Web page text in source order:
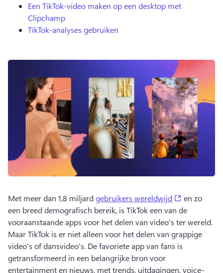
Een TikTok-video maken op een desktop met
Clipchamp
TikTok-analyses gebruiken
Met meer dan 1,8 miljard gebruikers wereldwijd (opens in a
en zo
een breed demografisch bereik, is TikTok een van de
Maar TikTok is er niet alleen voor het delen van grappige
video's of dansvideo's. De favoriete app van fans is
getransformeerd in een belangrijke bron voor
entertainment en nieuws, met trends, uitdagingen, voice-